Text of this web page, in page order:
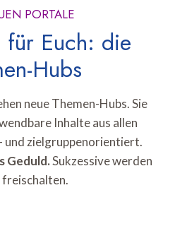
PORTALE
für Euch: die
Hubs
neue Themen-Hubs. Sie
Inhalte aus allen
und zielgruppenorientiert.
Geduld.Sukzessive werden
freischalten.